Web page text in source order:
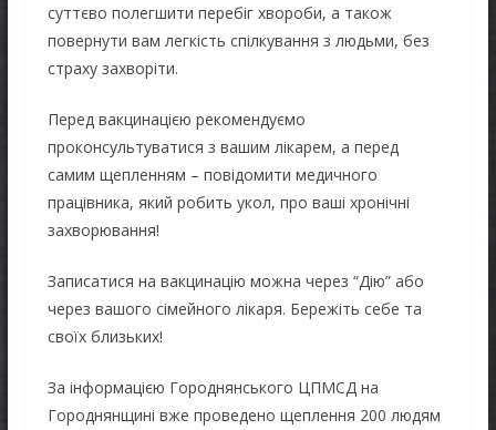
суттєво полегшити перебіг хвороби, а також
повернути вам легкість спілкування з людьми, без
страху захворіти.
Перед вакцинацією рекомендуємо
проконсультуватися з вашим лікарем, а перед
самим щепленням – повідомити медичного
працівника, який робить укол, про ваші хронічні
захворювання!
Записатися на вакцинацію можна через “Дію” або
через вашого сімейного лікаря. Бережіть себе та
своїх близьких!
За інформацією Городнянського ЦПМСД на
Городнянщині вже проведено щеплення 200 людям